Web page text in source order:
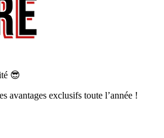
😎
avantages exclusifs toute l’année !